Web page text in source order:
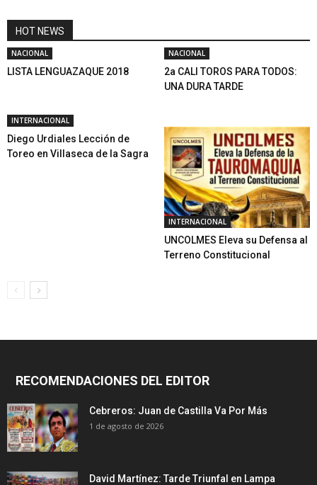
HOT NEWS
NACIONAL
LISTA LENGUAZAQUE 2018
NACIONAL
2a CALI TOROS PARA TODOS:
UNA DURA TARDE
INTERNACIONAL
Diego Urdiales Lección de
Toreo en Villaseca de la Sagra
INTERNACIONAL
UNCOLMES Eleva su Defensa al
Terreno Constitucional
RECOMENDACIONES DEL EDITOR
Cebreros: Juan de Castilla Va Por Más
1 de agosto de 2026
David Martínez: Tarde Triunfal en Lampa